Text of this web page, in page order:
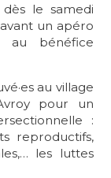
dès le samedi
un apéro
au bénéfice
au village
pour un
:
reproductifs,
les luttes